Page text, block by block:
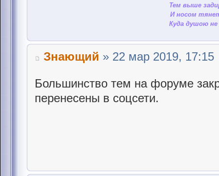
Тем выше
И носом
Куда душою
Знающий » 22 мар 2019, 17:15
Большинство тем на форуме
перенесены в соцсети.